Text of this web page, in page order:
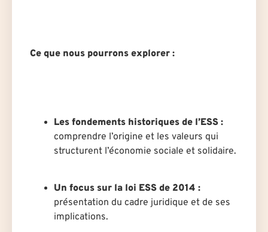
Ce que nous pourrons explorer :
Les fondements historiques de l’ESS :
comprendre l’origine et les valeurs qui
structurent l’économie sociale et solidaire.
Un focus sur la loi ESS de 2014 :
présentation du cadre juridique et de ses
implications.